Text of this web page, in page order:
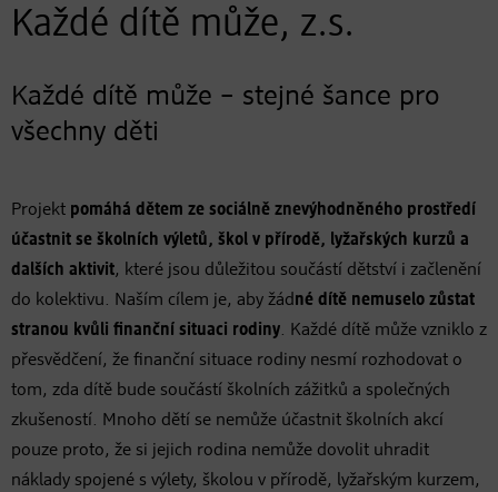
Každé dítě může, z.s.
Každé dítě může – stejné šance pro
všechny děti
Projekt pomáhá dětem ze sociálně znevýhodněného prostředí
účastnit se školních výletů, škol v přírodě, lyžařských kurzů a
dalších aktivit, které jsou důležitou součástí dětství i začlenění
do kolektivu. Naším cílem je, aby žádné dítě nemuselo zůstat
stranou kvůli finanční situaci rodiny. Každé dítě může vzniklo z
přesvědčení, že finanční situace rodiny nesmí rozhodovat o
tom, zda dítě bude součástí školních zážitků a společných
zkušeností. Mnoho dětí se nemůže účastnit školních akcí
pouze proto, že si jejich rodina nemůže dovolit uhradit
náklady spojené s výlety, školou v přírodě, lyžařským kurzem,